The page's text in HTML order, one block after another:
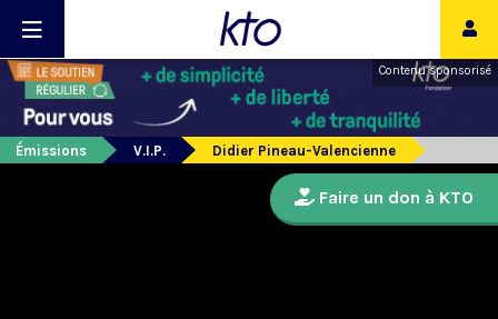
Contenu sponsorisé
Émissions V.I.P. Didier Pineau-Valencienne
Faire un don à KTO